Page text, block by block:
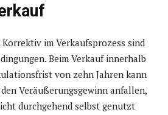
im Verkaufsprozess sind
Beim Verkauf innerhalb
von zehn Jahren kann
Veräußerungsgewinn anfallen,
durchgehend selbst genutzt